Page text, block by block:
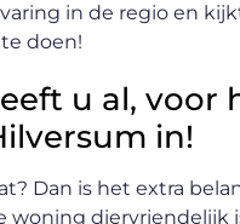
in de regio en
doen!
u al,
in!
Dan is het extra
woning diervriendelijk